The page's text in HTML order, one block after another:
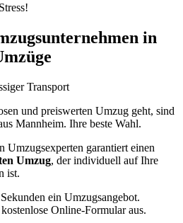
in
Transport
und preiswerten Umzug geht, sind
Mannheim. Ihre beste Wahl.
Umzugsexperten garantiert einen
Umzug, der individuell auf Ihre
ist.
ein Umzugsangebot.
Online-Formular aus.